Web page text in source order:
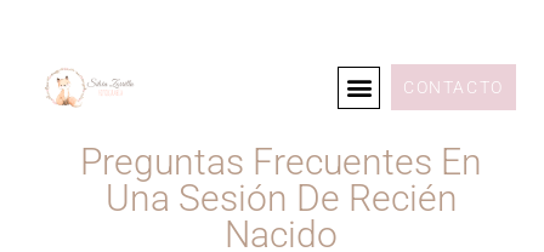
CONTACTO
Preguntas Frecuentes En
Una Sesión De Recién
Nacido